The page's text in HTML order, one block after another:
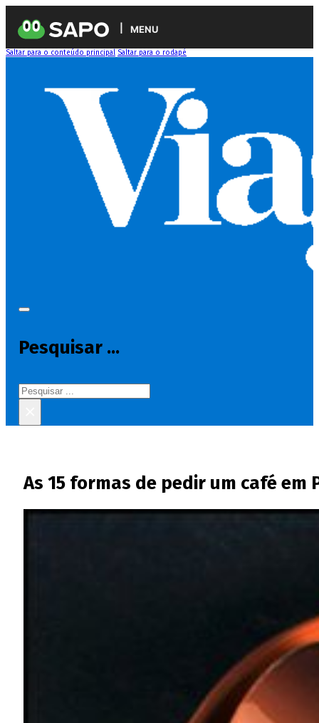
MENU
Saltar para o conteúdo principal Saltar para o rodapé
Pesquisar ...
Pesquisar
As 15 formas de pedir um café em